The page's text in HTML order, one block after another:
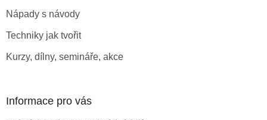
Nápady s návody
Techniky jak tvořit
Kurzy, dílny, semináře, akce
Informace pro vás